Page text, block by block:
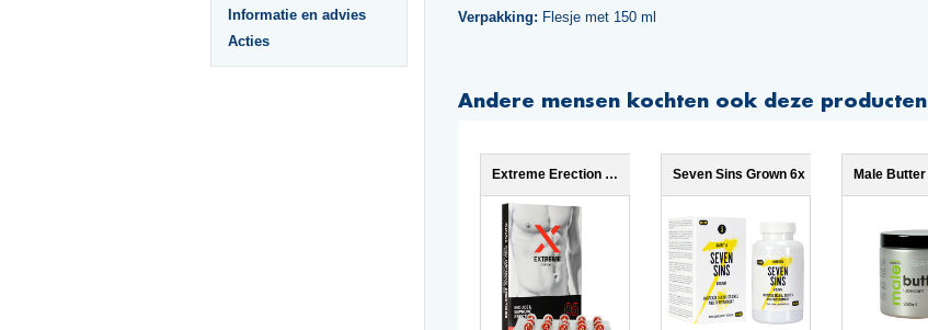
Informatie en advies
Acties
Verpakking: Flesje met 150 ml
Andere mensen kochten ook deze producten
Extreme Erection Softgels Seven Sins Grown 6x Male Butter